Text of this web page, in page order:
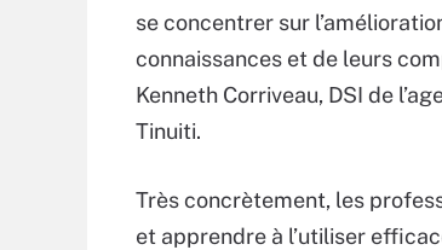
se concentrer sur
connaissances et de leurs
Kenneth Corriveau, DSI de
Tinuiti.
Très concrètement, les
et apprendre à l’utiliser